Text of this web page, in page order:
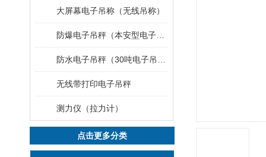
大屏幕电子吊称（无线吊称）
无线带打印电子吊秤
测力仪（拉力计）
点击更多分类